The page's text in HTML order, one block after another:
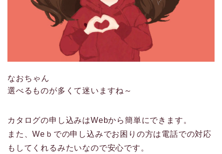
なおちゃん
選べるものが多くて迷いますね～
カタログの申し込みはWebから簡単にできます。
また、Weｂでの申し込みでお困りの方は電話での対応
もしてくれるみたいなので安心です。